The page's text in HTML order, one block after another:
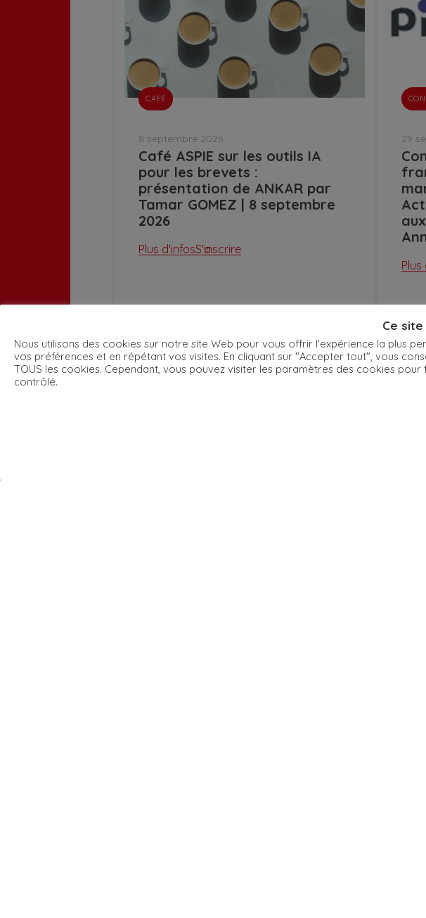
CAFÉ
8 septembre 2026
Café ASPIE sur les outils IA
pour les brevets :
présentation de ANKAR par
Tamar GOMEZ | 8 septembre
2026
Plus d'infosS'inscrire
29
Plus
Ce
Nous utilisons des cookies sur notre site Web pour vous offrir l'expérience la plus
vos préférences et en répétant vos visites. En cliquant sur "Accepter tout", vous
TOUS les cookies. Cependant, vous pouvez visiter les paramètres des cookies
contrôlé.